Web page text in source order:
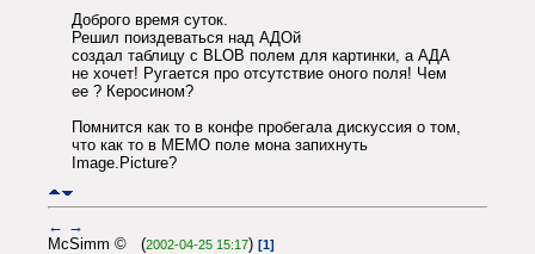
Доброго время суток.
Решил поиздеваться над АДОй
создал таблицу с BLOB полем для картинки, а АДА
не хочет! Ругается про отсутствие оного поля! Чем
ее ? Керосином?
Помнится как то в конфе пробегала дискуссия о том,
что как то в MEMO поле мона запихнуть
Image.Picture?
← →
McSimm © (2002-04-25 15:17) [1]